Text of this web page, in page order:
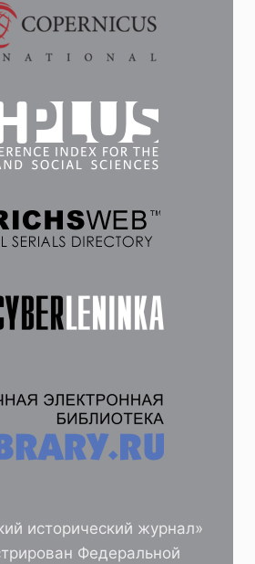
исторический журнал»
Федеральной